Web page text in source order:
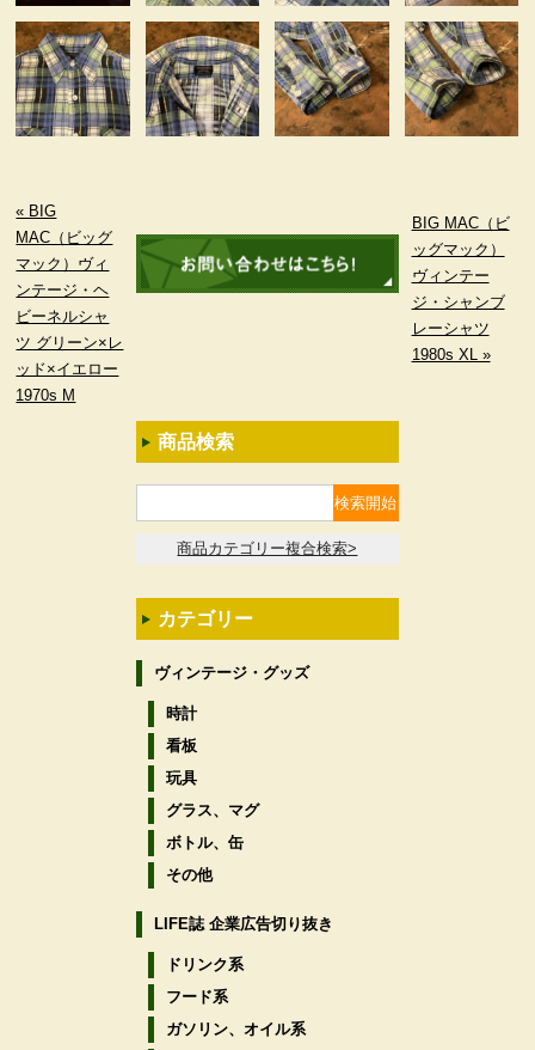
« BIG
MAC（ビッグ
マック）ヴィ
ンテージ・ヘ
ビーネルシャ
ツ グリーン×レ
ッド×イエロー
1970s M
BIG MAC（ビ
ッグマック）
ヴィンテー
ジ・シャンブ
レーシャツ
1980s XL »
商品検索
商品カテゴリー複合検索>
カテゴリー
ヴィンテージ・グッズ
時計
看板
玩具
グラス、マグ
ボトル、缶
その他
LIFE誌 企業広告切り抜き
ドリンク系
フード系
ガソリン、オイル系